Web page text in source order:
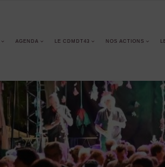
AGENDA LE CDMDT43 NOS ACTIONS